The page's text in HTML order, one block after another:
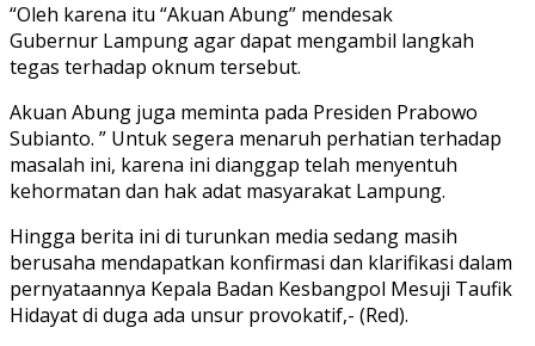
“Oleh karena itu “Akuan Abung” mendesak
Gubernur Lampung agar dapat mengambil langkah
tegas terhadap oknum tersebut.
Akuan Abung juga meminta pada Presiden Prabowo
Subianto. ” Untuk segera menaruh perhatian terhadap
masalah ini, karena ini dianggap telah menyentuh
kehormatan dan hak adat masyarakat Lampung.
Hingga berita ini di turunkan media sedang masih
berusaha mendapatkan konfirmasi dan klarifikasi dalam
pernyataannya Kepala Badan Kesbangpol Mesuji Taufik
Hidayat di duga ada unsur provokatif,- (Red).